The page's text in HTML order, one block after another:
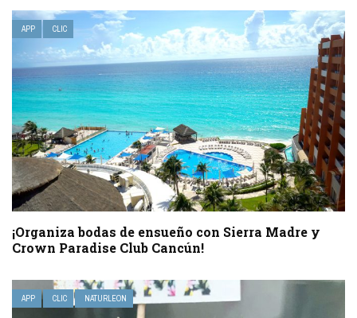
APP CLIC
¡Organiza bodas de ensueño con Sierra Madre y
Crown Paradise Club Cancún!
APP CLIC NATURLEON